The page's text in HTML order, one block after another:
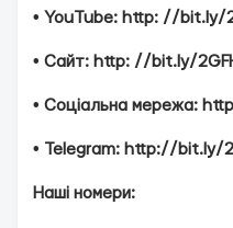
• YouTube: http: //bit.ly/
• Сайт: http: //bit.ly/
• Соціальна мережа:
• Telegram: http://bit.ly/
Наші номери: